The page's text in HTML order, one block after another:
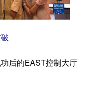
化 数字经济
悦读
后的EAST控制大厅